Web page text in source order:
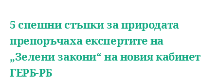
5 спешни стъпки за природата
препоръчаха експертите на
„Зелени закони“ на новия кабинет
ГЕРБ-РБ